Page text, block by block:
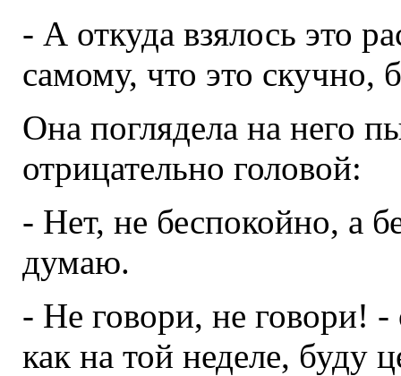
- А откуда взялось это
самому, что это скучно,
Она поглядела на него
отрицательно головой:
- Нет, не беспокойно, а
думаю.
- Не говори, не говори! -
как на той неделе, буду